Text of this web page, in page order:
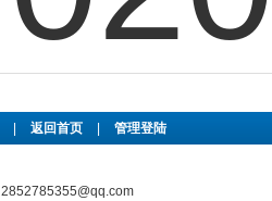
返回首页 管理登陆